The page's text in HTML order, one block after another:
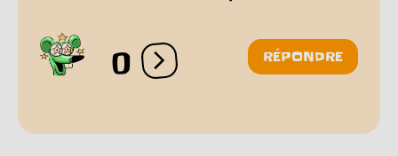
0 Ouvrir les réactions
RÉPONDRE